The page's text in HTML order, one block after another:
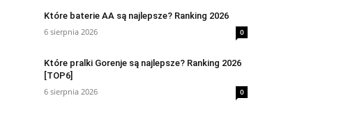
Które baterie AA są najlepsze? Ranking 2026
6 sierpnia 2026
0
Które pralki Gorenje są najlepsze? Ranking 2026
[TOP6]
6 sierpnia 2026
0